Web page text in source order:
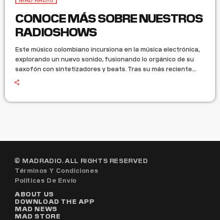
CONOCE MÁS SOBRE NUESTROS
RADIOSHOWS
Este músico colombiano incursiona en la música electrónica,
explorando un nuevo sonido, fusionando lo orgánico de su
saxofón con sintetizadores y beats. Tras su más reciente
gira por Argentina, lanza “La Orilla”, un EP de sonidos
cósmicos que transportan al escucha a un universo sonoro
© MADRADIO. ALL RIGHTS RESERVED
Términos Y Condiciones
Políticas De Envío
ABOUT US
DOWNLOAD THE APP
MAD NEWS
MAD STORE